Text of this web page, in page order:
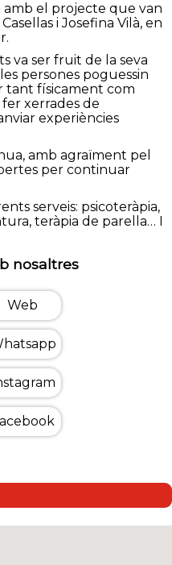
amb el projecte que van
i Josefina Vilà, en
va ser fruit de la seva
persones poguessin
tant físicament com
xerrades de
experiències
amb agraïment pel
per continuar
serveis: psicoteràpia,
teràpia de parella… I
nosaltres
Web